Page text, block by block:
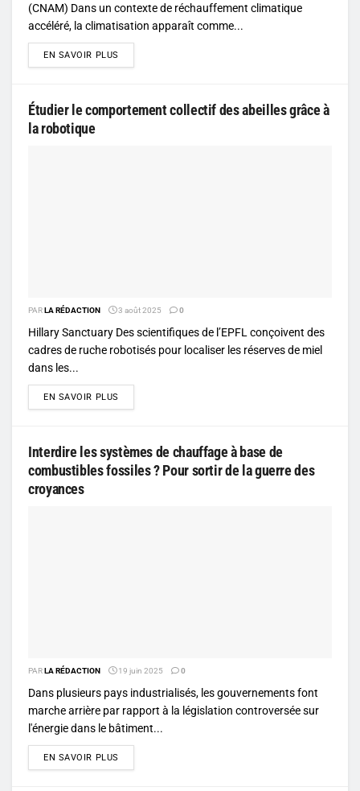
(CNAM) Dans un contexte de réchauffement climatique
accéléré, la climatisation apparaît comme...
EN SAVOIR PLUS
Étudier le comportement collectif des abeilles grâce à
la robotique
PARLA RÉDACTION 3 août 2025 0
Hillary Sanctuary Des scientifiques de l’EPFL conçoivent des
cadres de ruche robotisés pour localiser les réserves de miel
dans les...
EN SAVOIR PLUS
Interdire les systèmes de chauffage à base de
combustibles fossiles ? Pour sortir de la guerre des
croyances
PARLA RÉDACTION 19 juin 2025 0
Dans plusieurs pays industrialisés, les gouvernements font
marche arrière par rapport à la législation controversée sur
l'énergie dans le bâtiment...
EN SAVOIR PLUS